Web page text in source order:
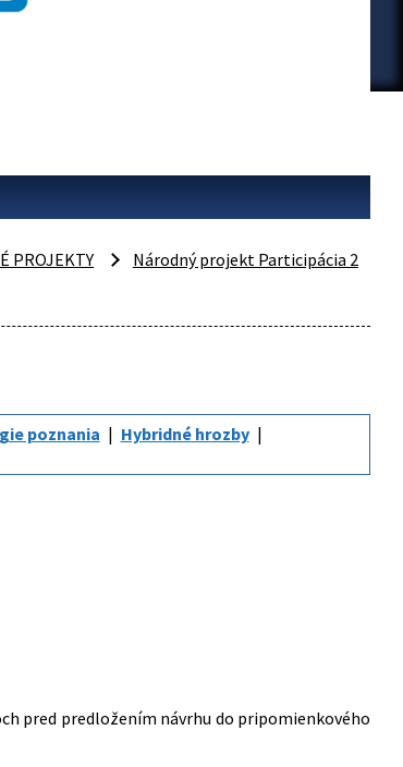
PROJEKTY
Národný projekt Participácia 2
poznania
Hybridné hrozby
pred predložením návrhu do pripomienkového